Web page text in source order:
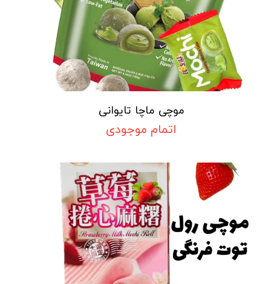
موچی ماچا تایوانی
اتمام موجودی